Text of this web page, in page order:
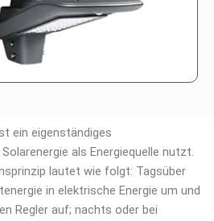
ein eigenständiges
als Energiequelle nutzt.
lautet wie folgt: Tagsüber
in elektrische Energie um und
Regler auf; nachts oder bei